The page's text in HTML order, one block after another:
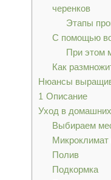
черенков
Этапы
С помощью
При этом
Как
Нюансы
1 Описание
Уход в
Выбираем
Полив
Подкормка